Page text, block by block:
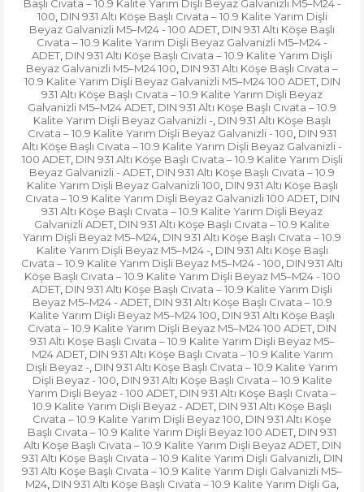
Başlı Cıvata – 10.9 Kalite Yarım Dişli Beyaz Galvanizli M5–M24 -
100, DIN 931 Altı Köşe Başlı Cıvata – 10.9 Kalite Yarım Dişli
Beyaz Galvanizli M5–M24 - 100 ADET, DIN 931 Altı Köşe Başlı
Cıvata – 10.9 Kalite Yarım Dişli Beyaz Galvanizli M5–M24 -
ADET, DIN 931 Altı Köşe Başlı Cıvata – 10.9 Kalite Yarım Dişli
Beyaz Galvanizli M5–M24 100, DIN 931 Altı Köşe Başlı Cıvata –
10.9 Kalite Yarım Dişli Beyaz Galvanizli M5–M24 100 ADET, DIN
931 Altı Köşe Başlı Cıvata – 10.9 Kalite Yarım Dişli Beyaz
Galvanizli M5–M24 ADET, DIN 931 Altı Köşe Başlı Cıvata – 10.9
Kalite Yarım Dişli Beyaz Galvanizli -, DIN 931 Altı Köşe Başlı
Cıvata – 10.9 Kalite Yarım Dişli Beyaz Galvanizli - 100, DIN 931
Altı Köşe Başlı Cıvata – 10.9 Kalite Yarım Dişli Beyaz Galvanizli -
100 ADET, DIN 931 Altı Köşe Başlı Cıvata – 10.9 Kalite Yarım Dişli
Beyaz Galvanizli - ADET, DIN 931 Altı Köşe Başlı Cıvata – 10.9
Kalite Yarım Dişli Beyaz Galvanizli 100, DIN 931 Altı Köşe Başlı
Cıvata – 10.9 Kalite Yarım Dişli Beyaz Galvanizli 100 ADET, DIN
931 Altı Köşe Başlı Cıvata – 10.9 Kalite Yarım Dişli Beyaz
Galvanizli ADET, DIN 931 Altı Köşe Başlı Cıvata – 10.9 Kalite
Yarım Dişli Beyaz M5–M24, DIN 931 Altı Köşe Başlı Cıvata – 10.9
Kalite Yarım Dişli Beyaz M5–M24 -, DIN 931 Altı Köşe Başlı
Cıvata – 10.9 Kalite Yarım Dişli Beyaz M5–M24 - 100, DIN 931 Altı
Köşe Başlı Cıvata – 10.9 Kalite Yarım Dişli Beyaz M5–M24 - 100
ADET, DIN 931 Altı Köşe Başlı Cıvata – 10.9 Kalite Yarım Dişli
Beyaz M5–M24 - ADET, DIN 931 Altı Köşe Başlı Cıvata – 10.9
Kalite Yarım Dişli Beyaz M5–M24 100, DIN 931 Altı Köşe Başlı
Cıvata – 10.9 Kalite Yarım Dişli Beyaz M5–M24 100 ADET, DIN
931 Altı Köşe Başlı Cıvata – 10.9 Kalite Yarım Dişli Beyaz M5–
M24 ADET, DIN 931 Altı Köşe Başlı Cıvata – 10.9 Kalite Yarım
Dişli Beyaz -, DIN 931 Altı Köşe Başlı Cıvata – 10.9 Kalite Yarım
Dişli Beyaz - 100, DIN 931 Altı Köşe Başlı Cıvata – 10.9 Kalite
Yarım Dişli Beyaz - 100 ADET, DIN 931 Altı Köşe Başlı Cıvata –
10.9 Kalite Yarım Dişli Beyaz - ADET, DIN 931 Altı Köşe Başlı
Cıvata – 10.9 Kalite Yarım Dişli Beyaz 100, DIN 931 Altı Köşe
Başlı Cıvata – 10.9 Kalite Yarım Dişli Beyaz 100 ADET, DIN 931
Altı Köşe Başlı Cıvata – 10.9 Kalite Yarım Dişli Beyaz ADET, DIN
931 Altı Köşe Başlı Cıvata – 10.9 Kalite Yarım Dişli Galvanizli, DIN
931 Altı Köşe Başlı Cıvata – 10.9 Kalite Yarım Dişli Galvanizli M5–
M24, DIN 931 Altı Köşe Başlı Cıvata – 10.9 Kalite Yarım Dişli Ga,